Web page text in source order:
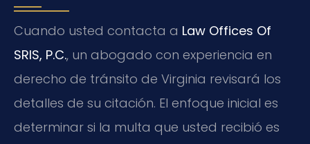
Cuando usted contacta a Law Offices Of
SRIS, P.C., un abogado con experiencia en
derecho de tránsito de Virginia revisará los
detalles de su citación. El enfoque inicial es
determinar si la multa que usted recibió es